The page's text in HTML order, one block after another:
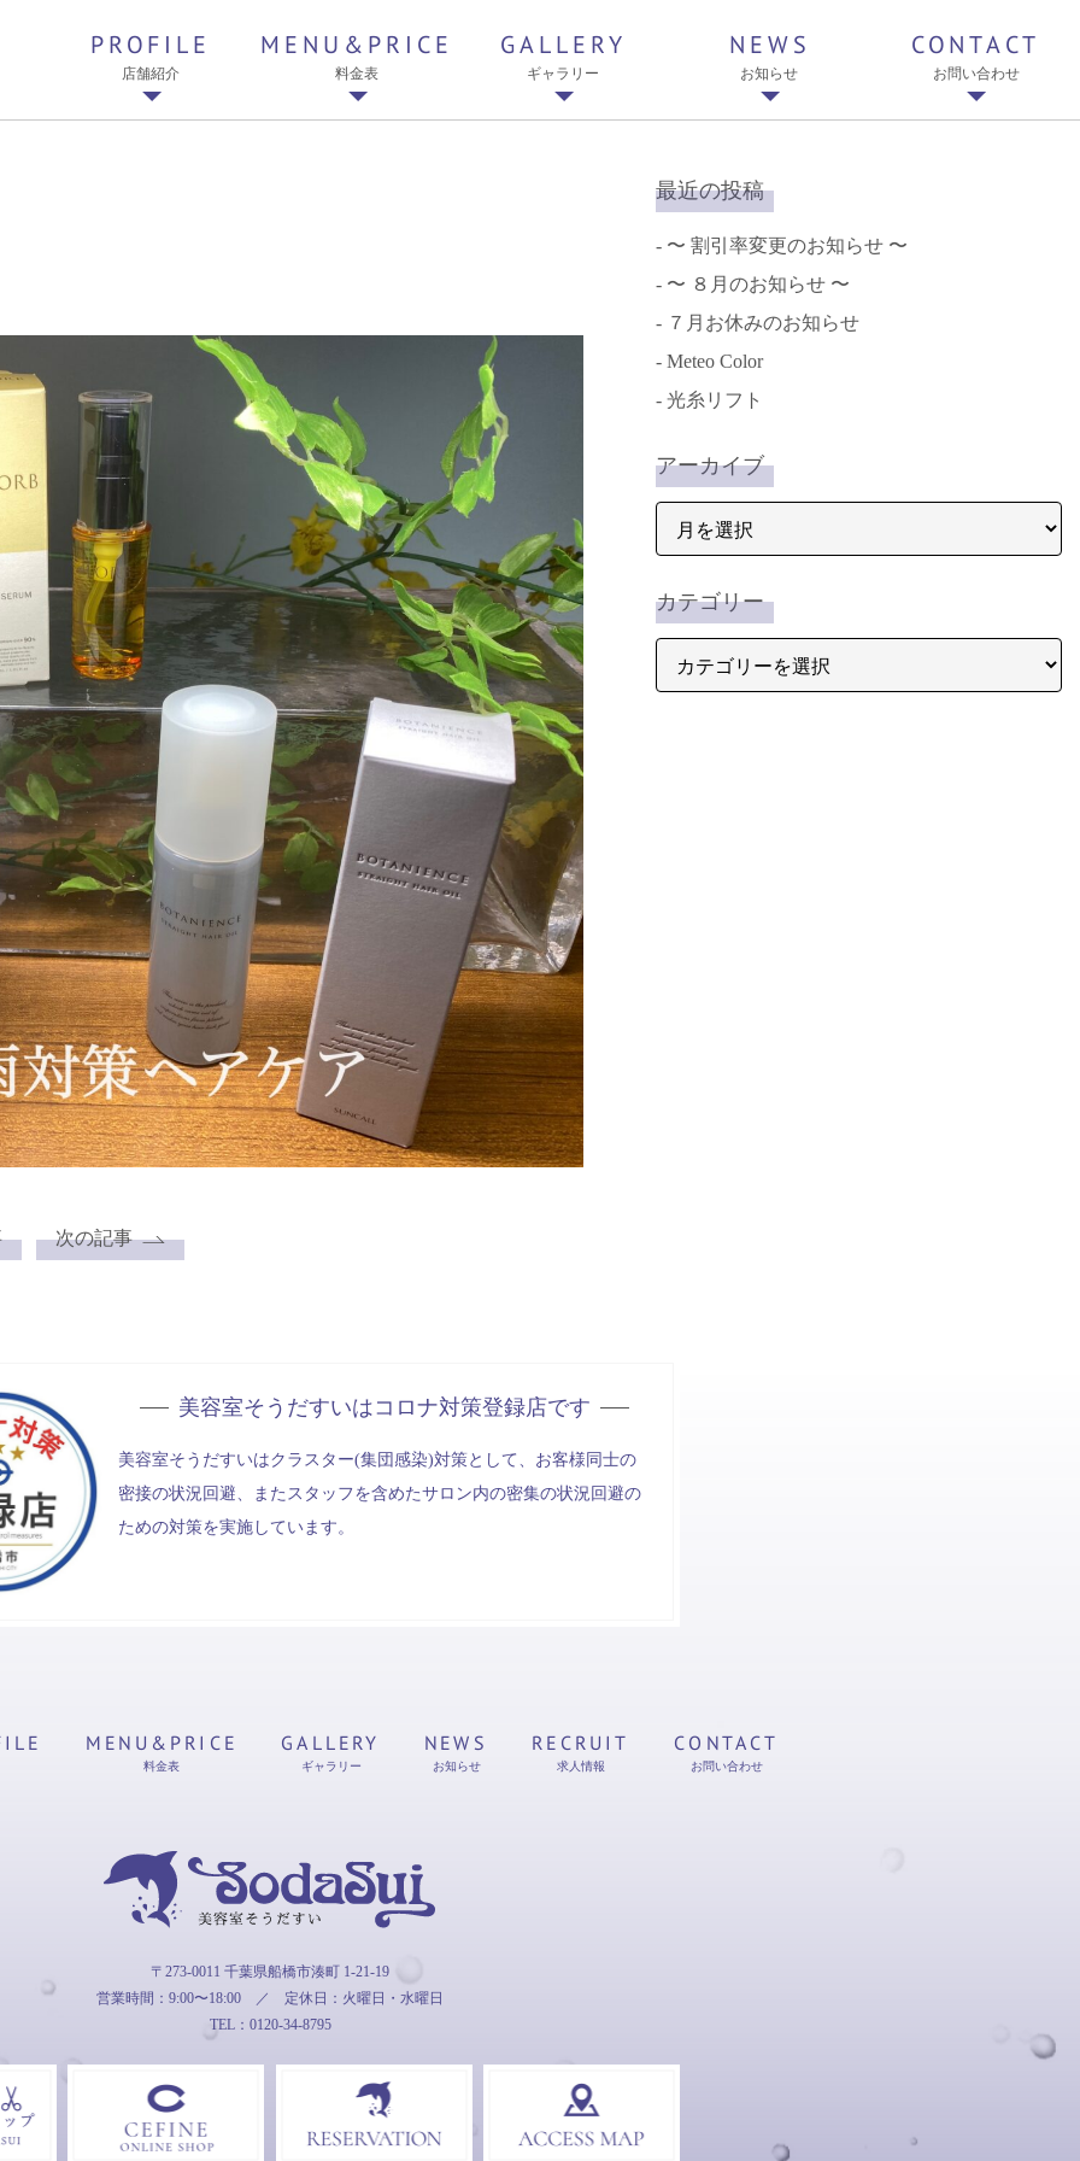
PROFILE
店舗紹介
MENU&PRICE
料金表
GALLERY
ギャラリー
NEWS
お知らせ
CONTACT
お問い合わせ
次の記事
最近の投稿
〜 割引率変更のお知らせ 〜
〜 ８月のお知らせ 〜
７月お休みのお知らせ
Meteo Color
光糸リフト
アーカイブ
カテゴリー
美容室そうだすいはコロナ対策登録店です
美容室そうだすいはクラスター(集団感染)対策として、お客様同士の
密接の状況回避、またスタッフを含めたサロン内の密集の状況回避の
ための対策を実施しています。
MENU&PRICE
料金表
GALLERY
ギャラリー
NEWS
お知らせ
RECRUIT
求人情報
CONTACT
お問い合わせ
そうだすい
〒273-0011 千葉県船橋市湊町 1-21-19
営業時間：9:00〜18:00 ／ 定休日：火曜日・水曜日
TEL：0120-34-8795